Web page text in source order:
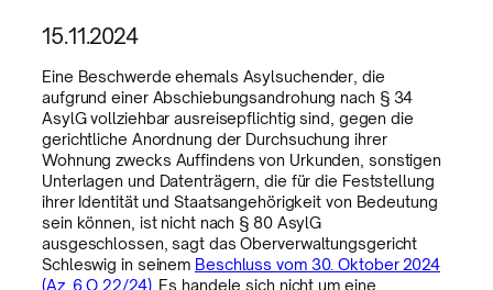
15.11.2024
Eine Beschwerde ehemals Asylsuchender, die
aufgrund einer Abschiebungsandrohung nach § 34
AsylG vollziehbar ausreisepflichtig sind, gegen die
gerichtliche Anordnung der Durchsuchung ihrer
Wohnung zwecks Auffindens von Urkunden, sonstigen
Unterlagen und Datenträgern, die für die Feststellung
ihrer Identität und Staatsangehörigkeit von Bedeutung
sein können, ist nicht nach § 80 AsylG
ausgeschlossen, sagt das Oberverwaltungsgericht
Schleswig in seinem Beschluss vom 30. Oktober 2024
(Az. 6 O 22/24). Es handele sich nicht um eine